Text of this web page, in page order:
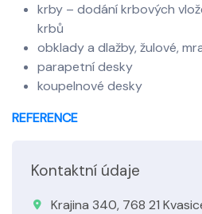
krby – dodání krbových
krbů
obklady a dlažby, žulové,
parapetní desky
koupelnové desky
REFERENCE
Kontaktní údaje
Krajina 340, 768 21